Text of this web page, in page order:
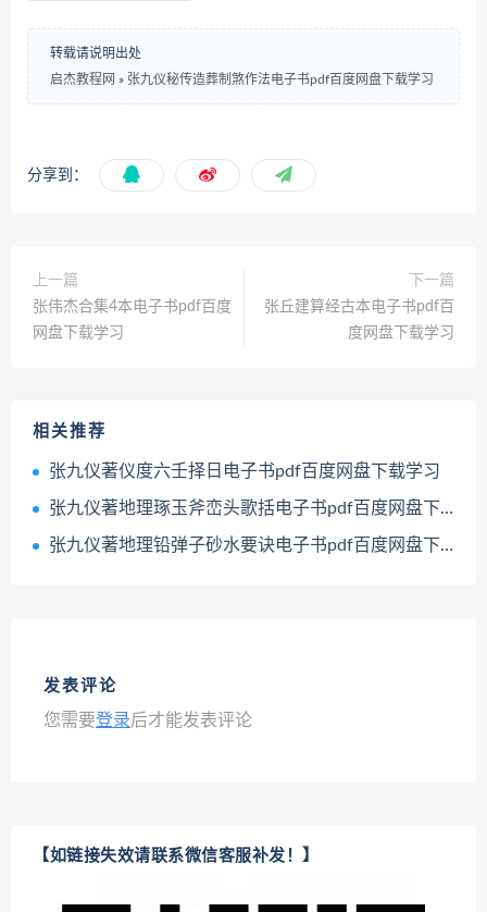
转载请说明出处
启杰教程网 » 张九仪秘传造葬制煞作法电子书pdf百度网盘下载学习
分享到：
上一篇
张伟杰合集4本电子书pdf百度
网盘下载学习
下一篇
张丘建算经古本电子书pdf百
度网盘下载学习
相关推荐
张九仪著仪度六壬择日电子书pdf百度网盘下载学习
张九仪著地理琢玉斧峦头歌括电子书pdf百度网盘下载学习
张九仪著地理铅弹子砂水要诀电子书pdf百度网盘下载学习
发表评论
您需要登录后才能发表评论
【如链接失效请联系微信客服补发！】